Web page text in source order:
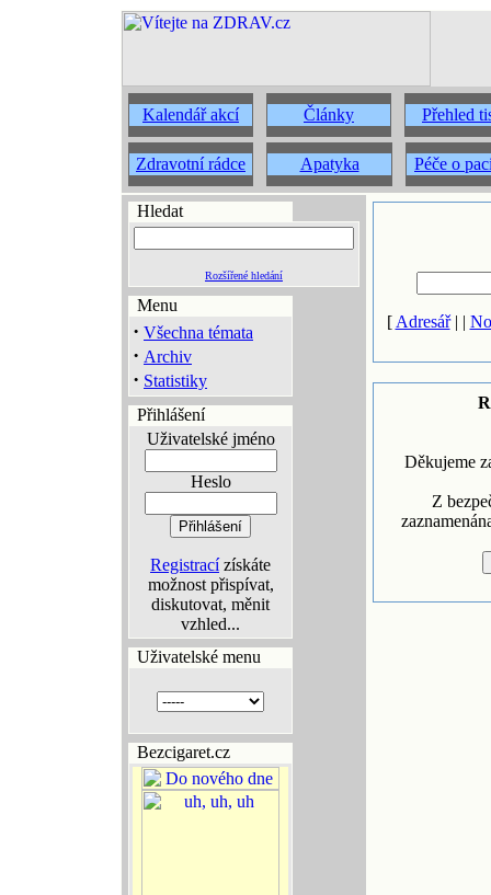
Kalendář akcí Články Přehled
Zdravotní rádce Apatyka Péče o
Hledat
Rozšířené hledání
Menu
· Všechna témata
· Archiv
· Statistiky
Přihlášení
Uživatelské jméno
Heslo
Registracízískáte
možnost přispívat,
diskutovat, měnit
vzhled...
Uživatelské menu
Bezcigaret.cz
[ Adresář| |
Děkujeme
Z